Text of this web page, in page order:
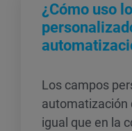
¿Cómo uso
Los campos
automatización
igual que en la